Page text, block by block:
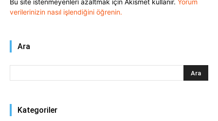
verilerinizin nasıl işlendiğini öğrenin.
Ara
Kategoriler